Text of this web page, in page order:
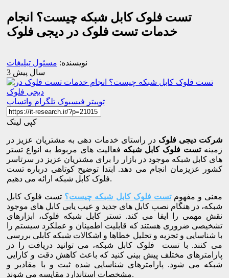
تست فلوک کابل شبکه چیست؟ انجام
خدمات تست فلوک در دیجی فلوک
نویسنده: مسئول تبلیغات
3 سال پیش
توییتر فیسبوک تلگرام واتساپ
کپی لینک
شرکت دیجی فلوک در راستای خدمات دهی به مشتریان عزیز در
زمینهتست فلوک کابل شبکه فعالیت های مربوط به انواع تستر
های کابل شبکه موجود در بازار را برای مشتریان عزیز در سرتاسر
کشور عزیزمان انجام می دهد. ابتدا توضیح کوتاهی درباره تست
فلوک کابل شبکه ارائه می دهیم.
معنی و مفهومتست فلوک کابل شبکه چیست؟ تست فلوک کابل
شبکه، در هنگام نصب کابل های جدید و عیب یابی کابل های موجود
نقش مهمی را ایفا می کند. تستر کابل شبکه فلوک، ابزارهای
تشخیصی ضروری هستند که قابلیت اطمینان و عملکرد سیستم را
با شناسایی و تجزیه و تحلیل خطاها و اشکالات شبکه کابلی بررسی
می کنند. با تست فلوک کابل شبکه، می توانید دریافت را در
پارامترهای مختلف پیش بینی کنید که باعث کاهش دقت و کارایی
شبکه می شود. پارامترهای شناسایی شده ثبت و با مقادیر و
مشخصات استاندارد مقایسه می شوند.